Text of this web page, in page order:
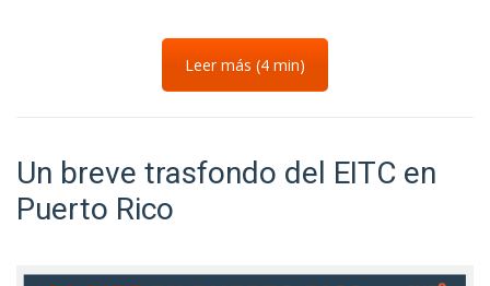
Leer más (4 min)
Un breve trasfondo del EITC en
Puerto Rico